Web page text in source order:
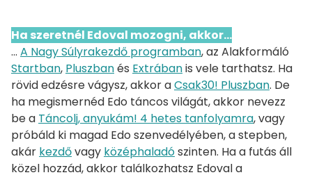
Ha szeretnél Edoval mozogni, akkor...
... A Nagy Súlyrakezdő programban, az Alakformáló
Startban, Pluszbanés Extrábanis vele tarthatsz. Ha
rövid edzésre vágysz, akkor aCsak30! Pluszban. De
ha megismernéd Edo táncos világát, akkor nevezz
be a Táncolj, anyukám! 4 hetes tanfolyamra, vagy
próbáld ki magad Edo szenvedélyében, a stepben,
akár kezdővagy középhaladószinten. Ha a futás áll
közel hozzád, akkor találkozhatsz Edoval a